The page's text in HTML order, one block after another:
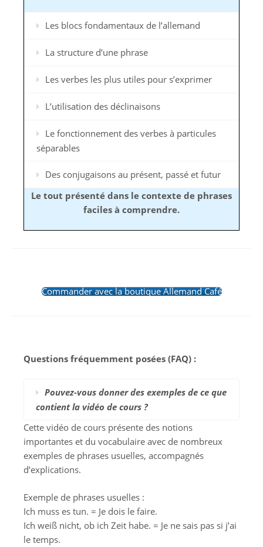
Les blocs fondamentaux de l’allemand
La structure d’une phrase
Les verbes les plus utiles pour s’exprimer
L’utilisation des déclinaisons
Le fonctionnement des verbes à particules
séparables
Des conjugaisons au présent, passé et futur
Le tout présenté dans le contexte de phrases
faciles à comprendre.
Commander avec la boutique Allemand Café
Questions fréquemment posées (FAQ) :
Pouvez-vous donner des exemples de ce que
contient la vidéo de cours ?
Cette vidéo de cours présente des notions
importantes et du vocabulaire avec de nombreux
exemples de phrases usuelles, accompagnés
d’explications.
Exemple de phrases usuelles :
Ich muss es tun. = Je dois le faire.
Ich weiß nicht, ob ich Zeit habe. = Je ne sais pas si j’ai
le temps.